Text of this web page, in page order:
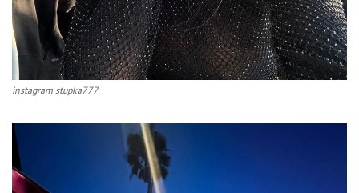
instagram stupka777